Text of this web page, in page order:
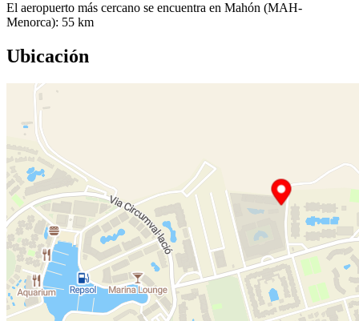
El aeropuerto más cercano se encuentra en Mahón (MAH-
Menorca): 55 km
Ubicación